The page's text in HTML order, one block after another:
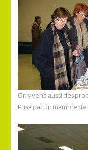
On y vend aussi des
Prise par Un membre